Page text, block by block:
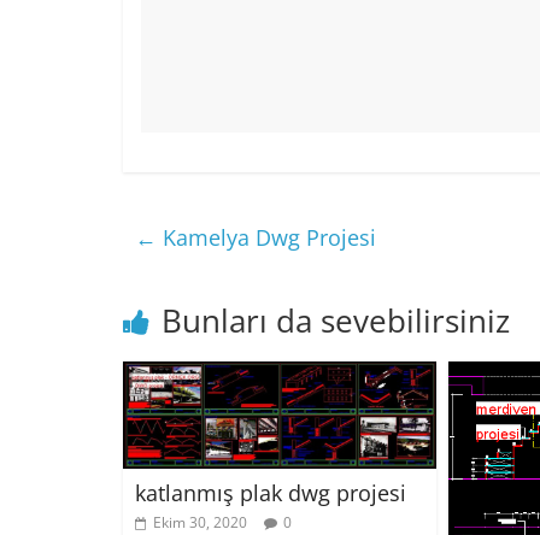
← Kamelya Dwg Projesi
Bunları da sevebilirsiniz
katlanmış plak dwg projesi
Ekim 30, 2020 0